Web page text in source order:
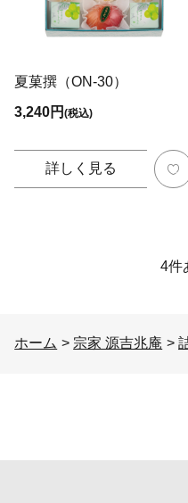
夏菓撰（ON-30）
3,240円(税込)
詳しく見る
4件
ホーム > 宗家 源吉兆庵 >